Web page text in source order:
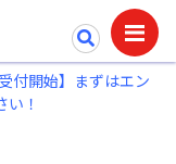
付開始】まずはエン
い！